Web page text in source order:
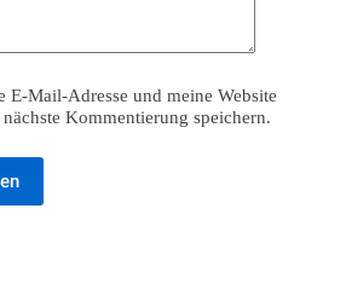
E-Mail-Adresse und meine Website
Kommentierung speichern.